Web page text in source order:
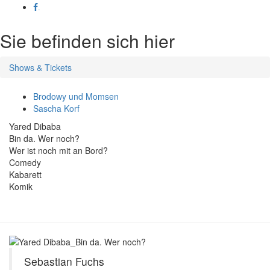
Sie befinden sich hier
Shows & Tickets
Brodowy und Momsen
Sascha Korf
Yared Dibaba
Bin da. Wer noch?
Wer ist noch mit an Bord?
Comedy
Kabarett
Komik
Sebastian Fuchs